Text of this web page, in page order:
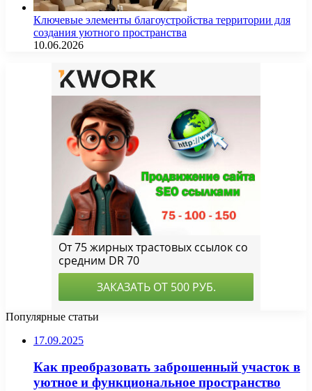
Ключевые элементы благоустройства территории для
создания уютного пространства
10.06.2026
Популярные статьи
17.09.2025
Как преобразовать заброшенный участок в
уютное и функциональное пространство